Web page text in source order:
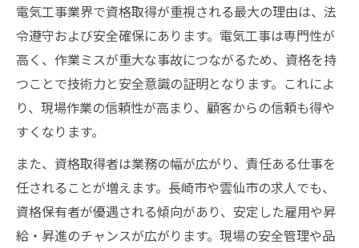
電気工事業界で資格取得が重視される最大の理由は、法
令遵守および安全確保にあります。電気工事は専門性が
高く、作業ミスが重大な事故につながるため、資格を持
つことで技術力と安全意識の証明となります。これによ
り、現場作業の信頼性が高まり、顧客からの信頼も得や
すくなります。
また、資格取得者は業務の幅が広がり、責任ある仕事を
任されることが増えます。長崎市や雲仙市の求人でも、
資格保有者が優遇される傾向があり、安定した雇用や昇
給・昇進のチャンスが広がります。現場の安全管理や品